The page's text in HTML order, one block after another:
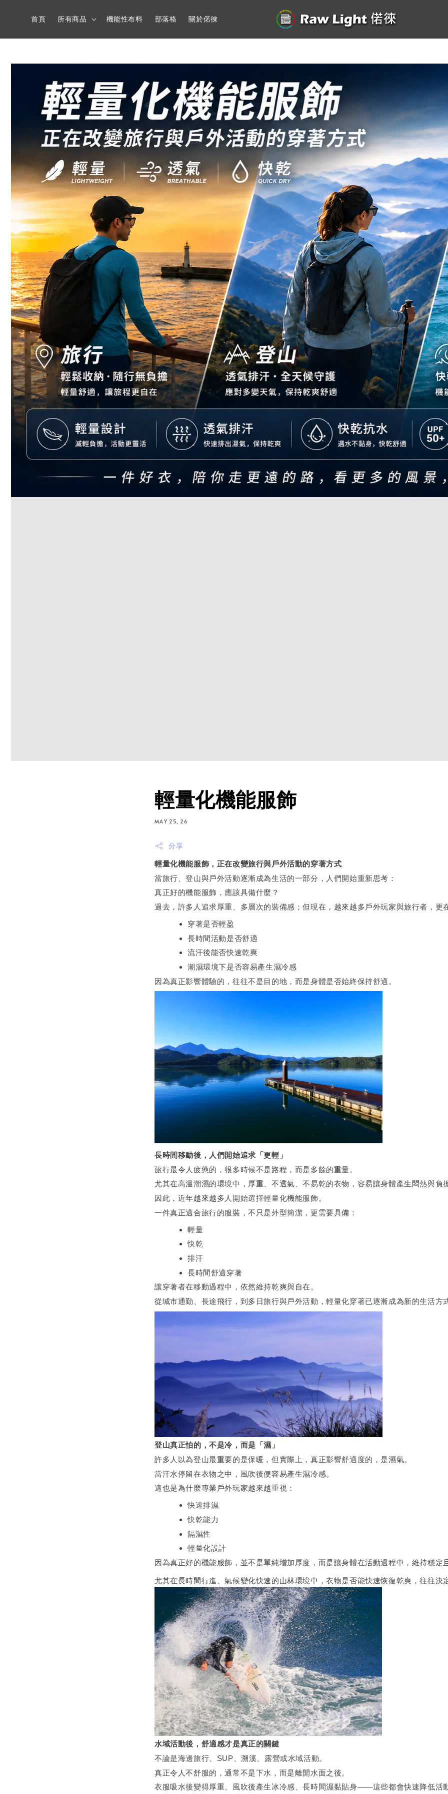
首頁 所有商品 機能性布料 部落格 關於偌徠
輕量化機能服飾
MAY 25, 26
分享
輕量化機能服飾，正在改變旅行與戶外活動的穿著方式
當旅行、登山與戶外活動逐漸成為生活的一部分，人們開始重新思考：
真正好的機能服飾，應該具備什麼？
過去，許多人追求厚重、多層次的裝備感；但現在，越來越多戶外玩家與旅行者，更
穿著是否輕盈
長時間活動是否舒適
流汗後能否快速乾爽
潮濕環境下是否容易產生濕冷感
因為真正影響體驗的，往往不是目的地，而是身體是否始終保持舒適。
長時間移動後，人們開始追求「更輕」
旅行最令人疲憊的，很多時候不是路程，而是多餘的重量。
尤其在高溫潮濕的環境中，厚重、不透氣、不易乾的衣物，容易讓身體產生悶熱與負
因此，近年越來越多人開始選擇輕量化機能服飾。
一件真正適合旅行的服裝，不只是外型簡潔，更需要具備：
輕量
快乾
排汗
長時間舒適穿著
讓穿著者在移動過程中，依然維持乾爽與自在。
從城市通勤、長途飛行，到多日旅行與戶外活動，輕量化穿著已逐漸成為新的生活方
登山真正怕的，不是冷，而是「濕」
許多人以為登山最重要的是保暖，但實際上，真正影響舒適度的，是濕氣。
當汗水停留在衣物之中，風吹後便容易產生濕冷感。
這也是為什麼專業戶外玩家越來越重視：
快速排濕
快乾能力
隔濕性
輕量化設計
因為真正好的機能服飾，並不是單純增加厚度，而是讓身體在活動過程中，維持穩定
尤其在長時間行進、氣候變化快速的山林環境中，衣物是否能快速恢復乾爽，往往決
水域活動後，舒適感才是真正的關鍵
不論是海邊旅行、SUP、溯溪、露營或水域活動。
真正令人不舒服的，通常不是下水，而是離開水面之後。
衣服吸水後變得厚重、風吹後產生冰冷感、長時間濕黏貼身——這些都會快速降低活